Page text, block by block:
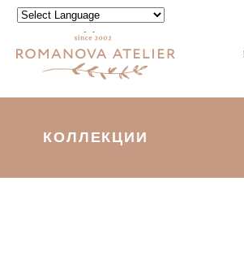
Powered by
КОЛЛЕКЦИИ